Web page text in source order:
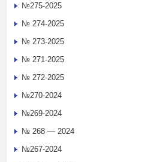
№275-2025
№ 274-2025
№ 273-2025
№ 271-2025
№ 272-2025
№270-2024
№269-2024
№ 268 — 2024
№267-2024